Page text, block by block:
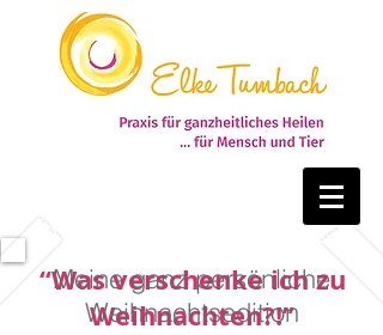
“Was verschenke ich zu
Weihnachten?!”
Meine ganz persönliche
Weihnachtsedition